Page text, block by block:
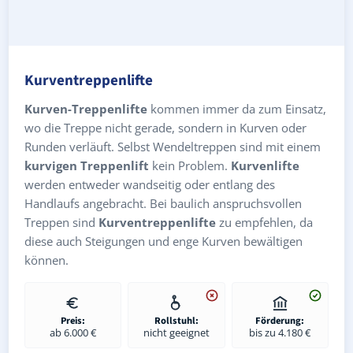
Kurventreppenlifte
Kurven-Treppenlifte kommen immer da zum Einsatz,
wo die Treppe nicht gerade, sondern in Kurven oder
Runden verläuft. Selbst Wendeltreppen sind mit einem
kurvigen Treppenlift kein Problem. Kurvenlifte
werden entweder wandseitig oder entlang des
Handlaufs angebracht. Bei baulich anspruchsvollen
Treppen sind Kurventreppenlifte zu empfehlen, da
diese auch Steigungen und enge Kurven bewältigen
können.
Preis:
ab 6.000 €
Rollstuhl:
nicht geeignet
Förderung:
bis zu 4.180 €